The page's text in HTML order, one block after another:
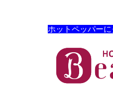
ホットペッパーに